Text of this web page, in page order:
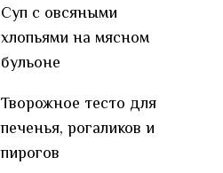
Суп с овсяными
хлопьями на мясном
бульоне
Творожное тесто для
печенья, рогаликов и
пирогов